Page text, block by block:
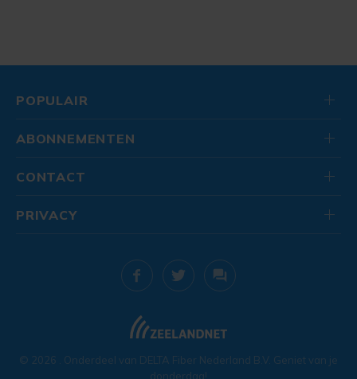
POPULAIR
ABONNEMENTEN
CONTACT
© 2026 . Onderdeel van DELTA Fiber Nederland B.V. Geniet van je
donderdag!
PRIVACY